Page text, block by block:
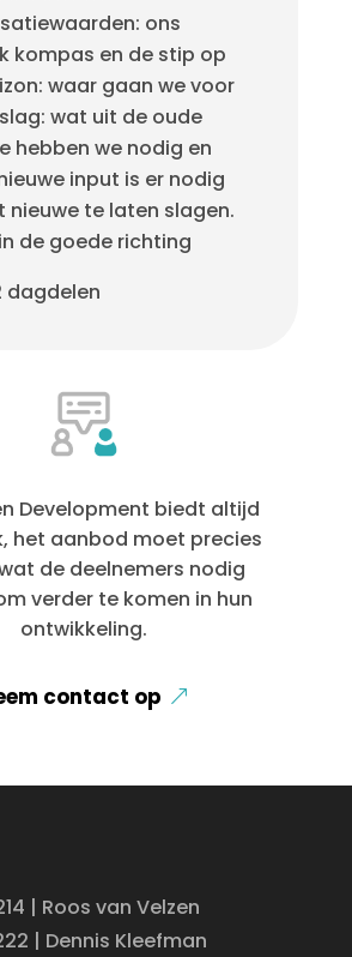
ons
kompas en de stip op
waar gaan we voor
wat uit de oude
hebben we nodig en
input is er nodig
nieuwe te laten slagen.
de goede richting
Development biedt altijd
het aanbod moet precies
de deelnemers nodig
verder te komen in hun
ontwikkeling.
contact op
| Roos van Velzen
| Dennis Kleefman